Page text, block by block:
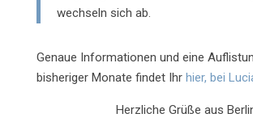
wechseln sich ab.
Genaue Informationen und eine
bisheriger Monate findet Ihr hier, bei
Herzliche Grüße aus